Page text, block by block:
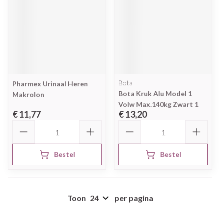
Pharmex Urinaal Heren
Makrolon
€ 11,77
Bestel
Bota
Bota Kruk Alu Model 1
Volw Max.140kg Zwart 1
€ 13,20
Bestel
Toon per pagina